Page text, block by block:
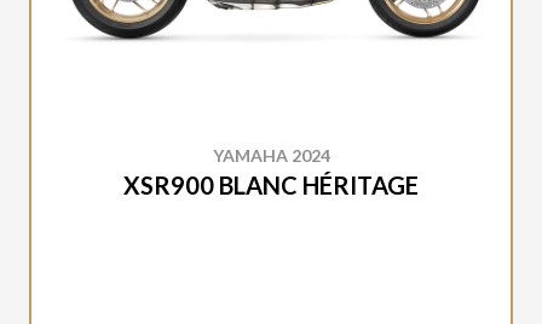
YAMAHA 2024
XSR900 BLANC HÉRITAGE